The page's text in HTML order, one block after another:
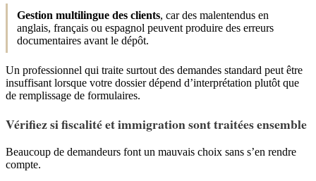
Gestion multilingue des clients, car des malentendus en
anglais, français ou espagnol peuvent produire des erreurs
documentaires avant le dépôt.
Un professionnel qui traite surtout des demandes standard peut être
insuffisant lorsque votre dossier dépend d’interprétation plutôt que
de remplissage de formulaires.
Vérifiez si fiscalité et immigration sont traitées ensemble
Beaucoup de demandeurs font un mauvais choix sans s’en rendre
compte.